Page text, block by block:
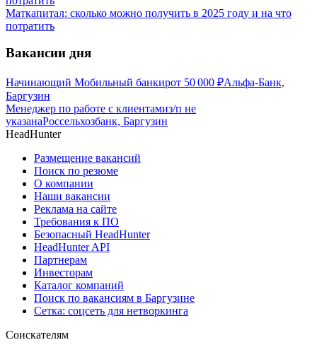
Маткапитал: сколько можно получить в 2025 году и на что
потратить
Вакансии дня
Начинающий Мобильный банкирот 50 000 ₽Альфа-Банк,
Баргузин
Менеджер по работе с клиентамиз/п не
указанаРоссельхозбанк, Баргузин
HeadHunter
Размещение вакансий
Поиск по резюме
О компании
Наши вакансии
Реклама на сайте
Требования к ПО
Безопасный HeadHunter
HeadHunter API
Партнерам
Инвесторам
Каталог компаний
Поиск по вакансиям в Баргузине
Сетка: соцсеть для нетворкинга
Соискателям